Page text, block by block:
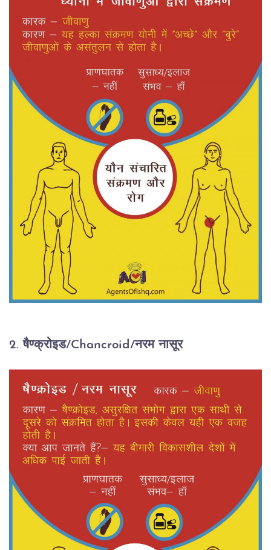
2. षैण्क्रोइड/Chancroid/नरम नासूर